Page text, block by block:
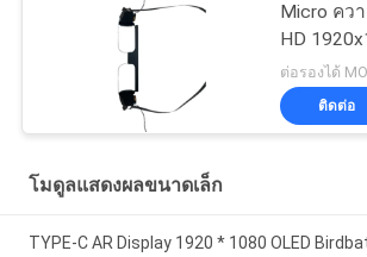
Micro คว
HD
มอง 40°
นทราสต์สู
การใช้งาน
ต่อรองได้
ติดต่อ
โมดูลแสดงผลขนาดเล็ก
TYPE-C AR Display 1920 * 1080 OLED